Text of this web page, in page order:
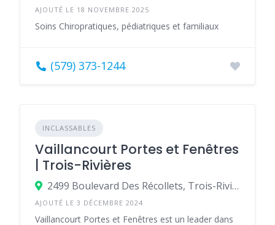
AJOUTÉ LE 18 NOVEMBRE 2025
Soins Chiropratiques, pédiatriques et familiaux
(579) 373-1244
INCLASSABLES
Vaillancourt Portes et Fenêtres
| Trois-Rivières
2499 Boulevard Des Récollets, Trois-Rivières, Québec G8Z 3W7, Canada
AJOUTÉ LE 3 DÉCEMBRE 2024
Vaillancourt Portes et Fenêtres est un leader dans